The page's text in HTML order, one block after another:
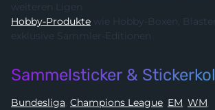
weiteren Ligen
Hobby-Produkte
exklusive Sammler-Editionen
Sammelsticker &
Bundesliga, Champions League, EM, WM,